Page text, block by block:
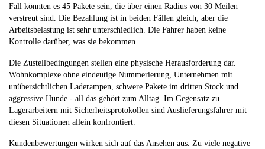
Fall könnten es 45 Pakete sein, die über einen Radius von 30 Meilen
verstreut sind. Die Bezahlung ist in beiden Fällen gleich, aber die
Arbeitsbelastung ist sehr unterschiedlich. Die Fahrer haben keine
Kontrolle darüber, was sie bekommen.
Die Zustellbedingungen stellen eine physische Herausforderung dar.
Wohnkomplexe ohne eindeutige Nummerierung, Unternehmen mit
unübersichtlichen Laderampen, schwere Pakete im dritten Stock und
aggressive Hunde - all das gehört zum Alltag. Im Gegensatz zu
Lagerarbeitern mit Sicherheitsprotokollen sind Auslieferungsfahrer mit
diesen Situationen allein konfrontiert.
Kundenbewertungen wirken sich auf das Ansehen aus. Zu viele negative